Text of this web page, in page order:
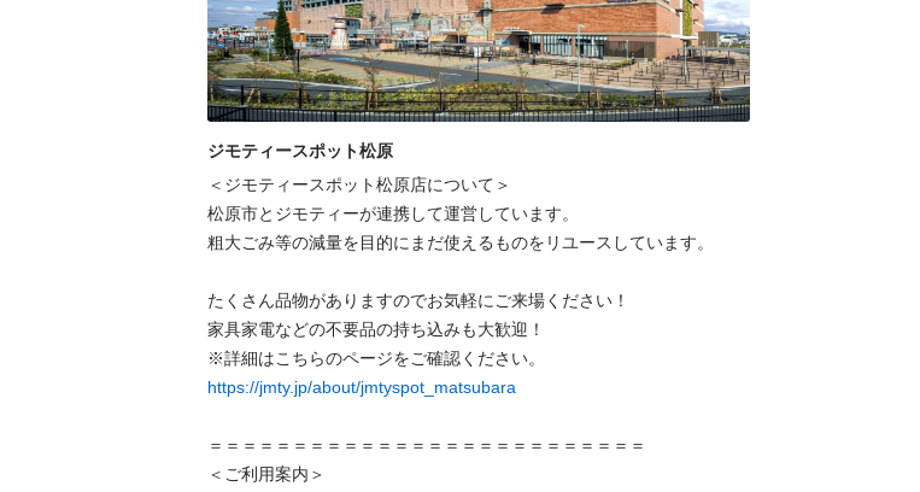
ジモティースポット松原
＜ジモティースポット松原店について＞
松原市とジモティーが連携して運営しています。
粗⼤ごみ等の減量を⽬的にまだ使えるものをリユースしています。
たくさん品物がありますのでお気軽にご来場ください！
家具家電などの不要品の持ち込みも大歓迎！
https://jmty.jp/about/jmtyspot_matsubara
＝＝＝＝＝＝＝＝＝＝＝＝＝＝＝＝＝＝＝＝＝＝＝＝＝＝
＜ご利用案内＞